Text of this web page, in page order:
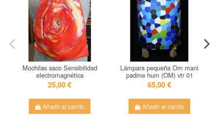
Mochilas saco Sensibilidad
electromagnética
25,00 €
Añadir al carrito
Lámpara pequeña Om mani
padme hum (OM) vtr 01
65,00 €
Añadir al carrito